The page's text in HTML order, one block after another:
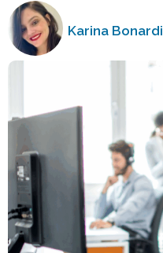
Karina Bonardi